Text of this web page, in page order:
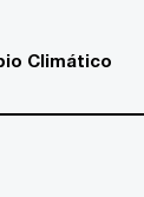
Climático